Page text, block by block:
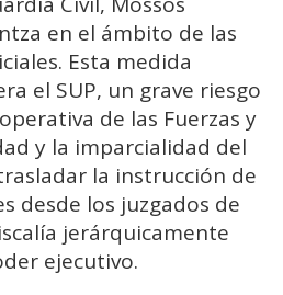
en el ámbito de las
Esta medida
el SUP, un grave riesgo
de las Fuerzas y
y la imparcialidad del
la instrucción de
desde los juzgados de
jerárquicamente
ejecutivo.